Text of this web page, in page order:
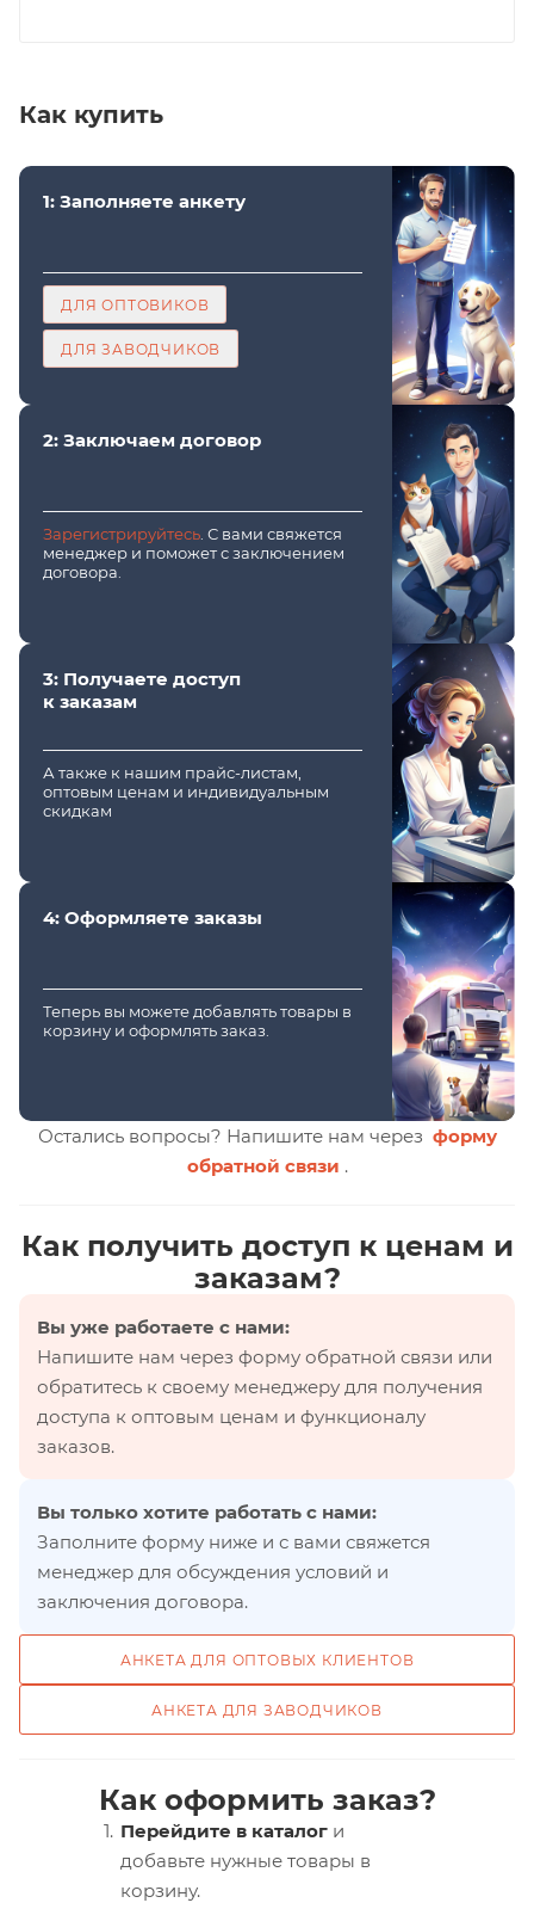
Как купить
1: Заполняете анкету
ДЛЯ ОПТОВИКОВ
ДЛЯ ЗАВОДЧИКОВ
2: Заключаем договор
Зарегистрируйтесь . С вами свяжется
менеджер и поможет с заключением
договора.
3: Получаете доступ
к заказам
А также к нашим прайс-листам,
оптовым ценам и индивидуальным
скидкам
4: Оформляете заказы
Теперь вы можете добавлять товары в
корзину и оформлять заказ.
Остались вопросы? Напишите нам через форму
обратной связи .
Как получить доступ к ценам и
заказам?
Вы уже работаете с нами:
Напишите нам через форму обратной связи или
обратитесь к своему менеджеру для получения
доступа к оптовым ценам и функционалу
заказов.
Вы только хотите работать с нами:
Заполните форму ниже и с вами свяжется
менеджер для обсуждения условий и
заключения договора.
АНКЕТА ДЛЯ ОПТОВЫХ КЛИЕНТОВ
АНКЕТА ДЛЯ ЗАВОДЧИКОВ
Как оформить заказ?
Перейдите в каталог и
добавьте нужные товары в
корзину.